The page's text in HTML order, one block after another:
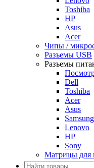
Toshiba
HP
Asus
Acer
Чипы /
Разъемы USB
Разъемы
Dell
Toshiba
Acer
Asus
Samsung
Lenovo
HP
Sony
Матрицы для